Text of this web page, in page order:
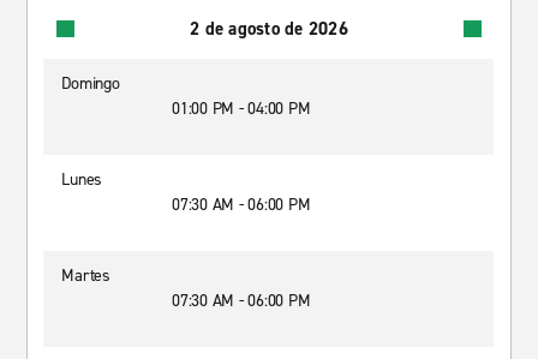
2 de agosto de 2026
Domingo
01:00 PM - 04:00 PM
Lunes
07:30 AM - 06:00 PM
Martes
07:30 AM - 06:00 PM